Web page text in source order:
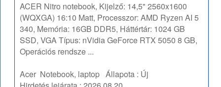
ACER Nitro notebook, Kijelző: 14,5" 2560x1600
(WQXGA) 16:10 Matt, Processzor: AMD Ryzen AI 5
340, Memória: 16GB DDR5, Háttértár: 1024 GB
SSD, VGA Típus: nVidia GeForce RTX 5050 8 GB,
Operációs rendsze ...
Acer Notebook, laptop Állapota : Új